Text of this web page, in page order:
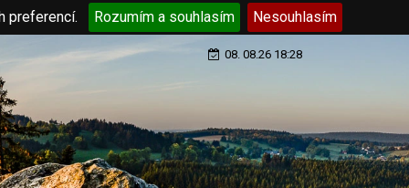
preferencí. Rozumím a souhlasím Nesouhlasím
08. 08.26 18:28